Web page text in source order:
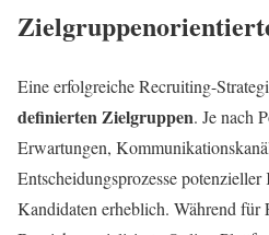
Eine erfolgreiche Recruiting-
definierten Zielgruppen. Je nach
Erwartungen,
Entscheidungsprozesse
Kandidaten erheblich. Während für